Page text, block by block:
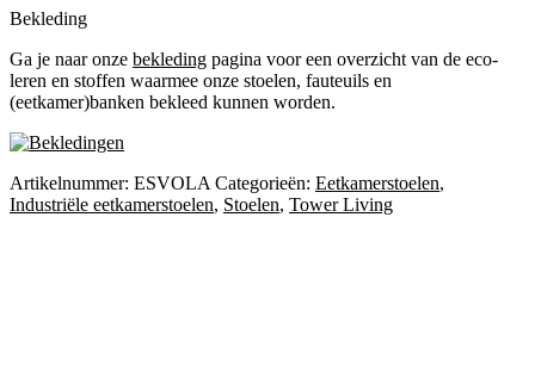
Bekleding
Ga je naar onze bekleding pagina voor een overzicht van de eco-
leren en stoffen waarmee onze stoelen, fauteuils en
(eetkamer)banken bekleed kunnen worden.
Artikelnummer: ESVOLA Categorieën: Eetkamerstoelen,
Industriële eetkamerstoelen, Stoelen, Tower Living